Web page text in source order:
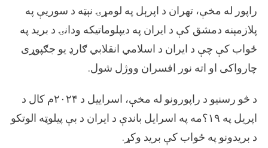
راپور له مخې، تهران د اپرېل په لومړۍ نېټه د سوریې په
پلازمېنه دمشق کې د ایران په دیپلوماتیکه ودانۍ د برید په
ځواب کې چې د ایران د اسلامي انقلابي ګارډ یو جګپوړی
چارواکی او اته نور افسران ووژل شول.
د څو رسنیو د راپورونو له مخې، اسراییل د ۲۰۲۴م کال د
اپريل په ۱۹؟مه په اسرایل باندې د ایران د بې پیلوټه الوتکو
د بریدونو په ځواب کې برید وکړ.